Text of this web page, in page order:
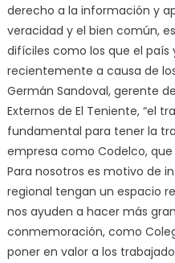
derecho a la información y
veracidad y el bien común,
difíciles como los que el país
recientemente a causa de
Germán Sandoval, gerente
Externos de El Teniente, “el
fundamental para tener la
empresa como Codelco,
Para nosotros es motivo de
regional tengan un espacio
nos ayuden a hacer más
conmemoración, como
poner en valor a los